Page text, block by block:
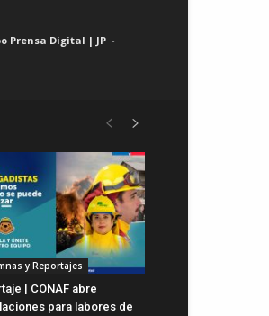
Prensa Digital | JP -
y Reportajes
| CONAF abre
para labores de